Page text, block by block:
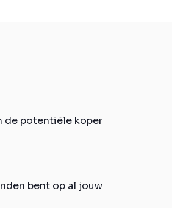
de potentiële koper
bent op al jouw